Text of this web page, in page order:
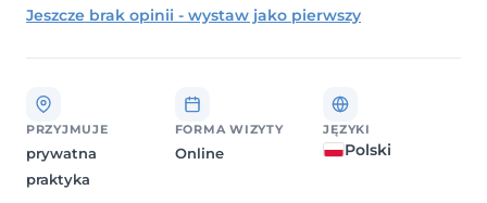
Testy psychologiczne
Dla specjalistów
Kontakt
Jeszcze brak opinii - wystaw jako pierwszy
PRZYJMUJE
prywatna
praktyka
FORMA WIZYTY
Online
JĘZYKI
Polski